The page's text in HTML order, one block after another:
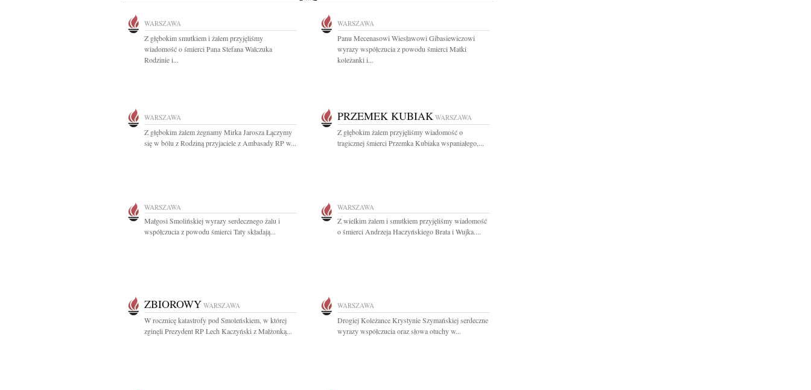
WARSZAWA
Z głębokim smutkiem i żalem przyjęliśmy
wiadomość o śmierci Pana Stefana Walczuka
Rodzinie i...
WARSZAWA
Panu Mecenasowi Wiesławowi Gibasiewiczowi
wyrazy współczucia z powodu śmierci Matki
koleżanki i...
WARSZAWA
Z głębokim żalem żegnamy Mirka Jarosza Łączymy
się w bólu z Rodziną przyjaciele z Ambasady RP w...
PRZEMEK KUBIAK WARSZAWA
Z głębokim żalem przyjęliśmy wiadomość o
tragicznej śmierci Przemka Kubiaka wspaniałego,...
WARSZAWA
Małgosi Smolińskiej wyrazy serdecznego żalu i
współczucia z powodu śmierci Taty składają...
WARSZAWA
Z wielkim żalem i smutkiem przyjęliśmy wiadomość
o śmierci Andrzeja Haczyńskiego Brata i Wujka....
ZBIOROWY WARSZAWA
W rocznicę katastrofy pod Smoleńskiem, w której
zginęli Prezydent RP Lech Kaczyński z Małżonką...
WARSZAWA
Drogiej Koleżance Krystynie Szymańskiej serdeczne
wyrazy współczucia oraz słowa otuchy w...